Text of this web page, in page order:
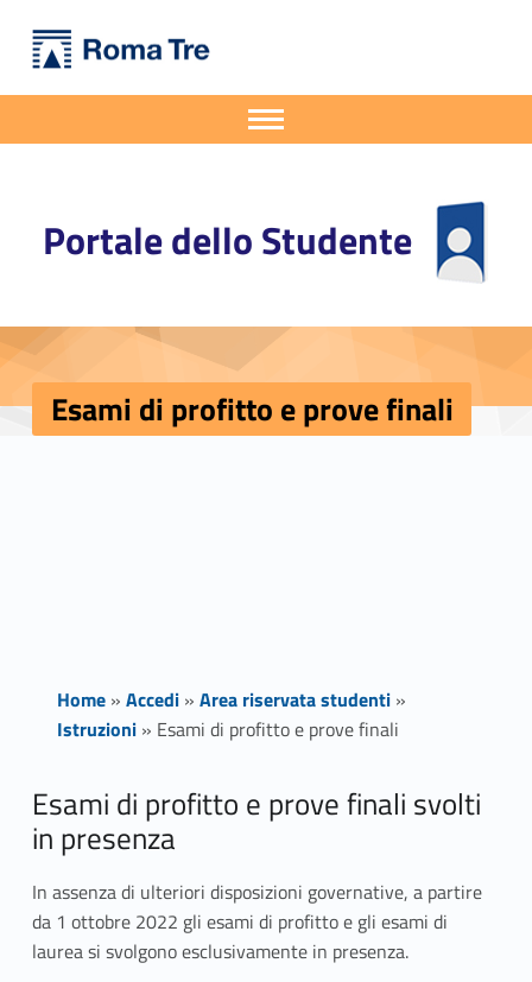
Esami di profitto e prove finali - Portale dello Studente
Portale dello Studente
Apri il menu secondario
Header info sidebar
Esami di profitto e prove finali
Home» Accedi» Area riservata studenti»
Istruzioni» Esami di profitto e prove finali
E
s
a
m
Esami di profitto e prove finali svolti
in presenza
In assenza di ulteriori disposizioni governative, a partire
da 1 ottobre 2022 gli esami di profitto e gli esami di
laurea si svolgono esclusivamente in presenza.